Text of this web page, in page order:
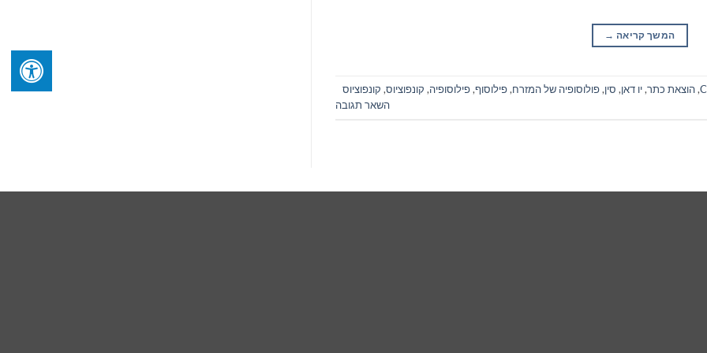
המשך קריאה →
,הוצאת כתר,יו דאן, סין,פולוסופיה של המזרח,פילוסוף,פילוסופיה, קונפוציוס, קונפוציוס
השאר תגובה